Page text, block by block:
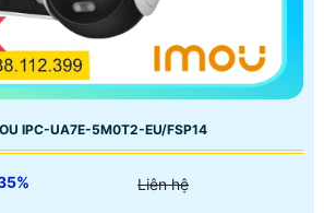
IPC-UA7E-5M0T2-EU/FSP14
Liên hệ